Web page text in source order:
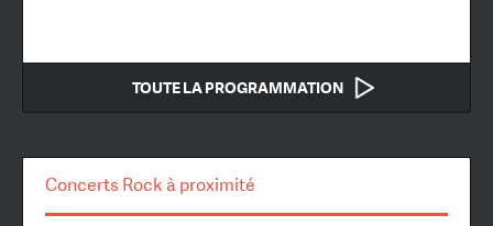
TOUTE LA PROGRAMMATION
Concerts Rock à proximité